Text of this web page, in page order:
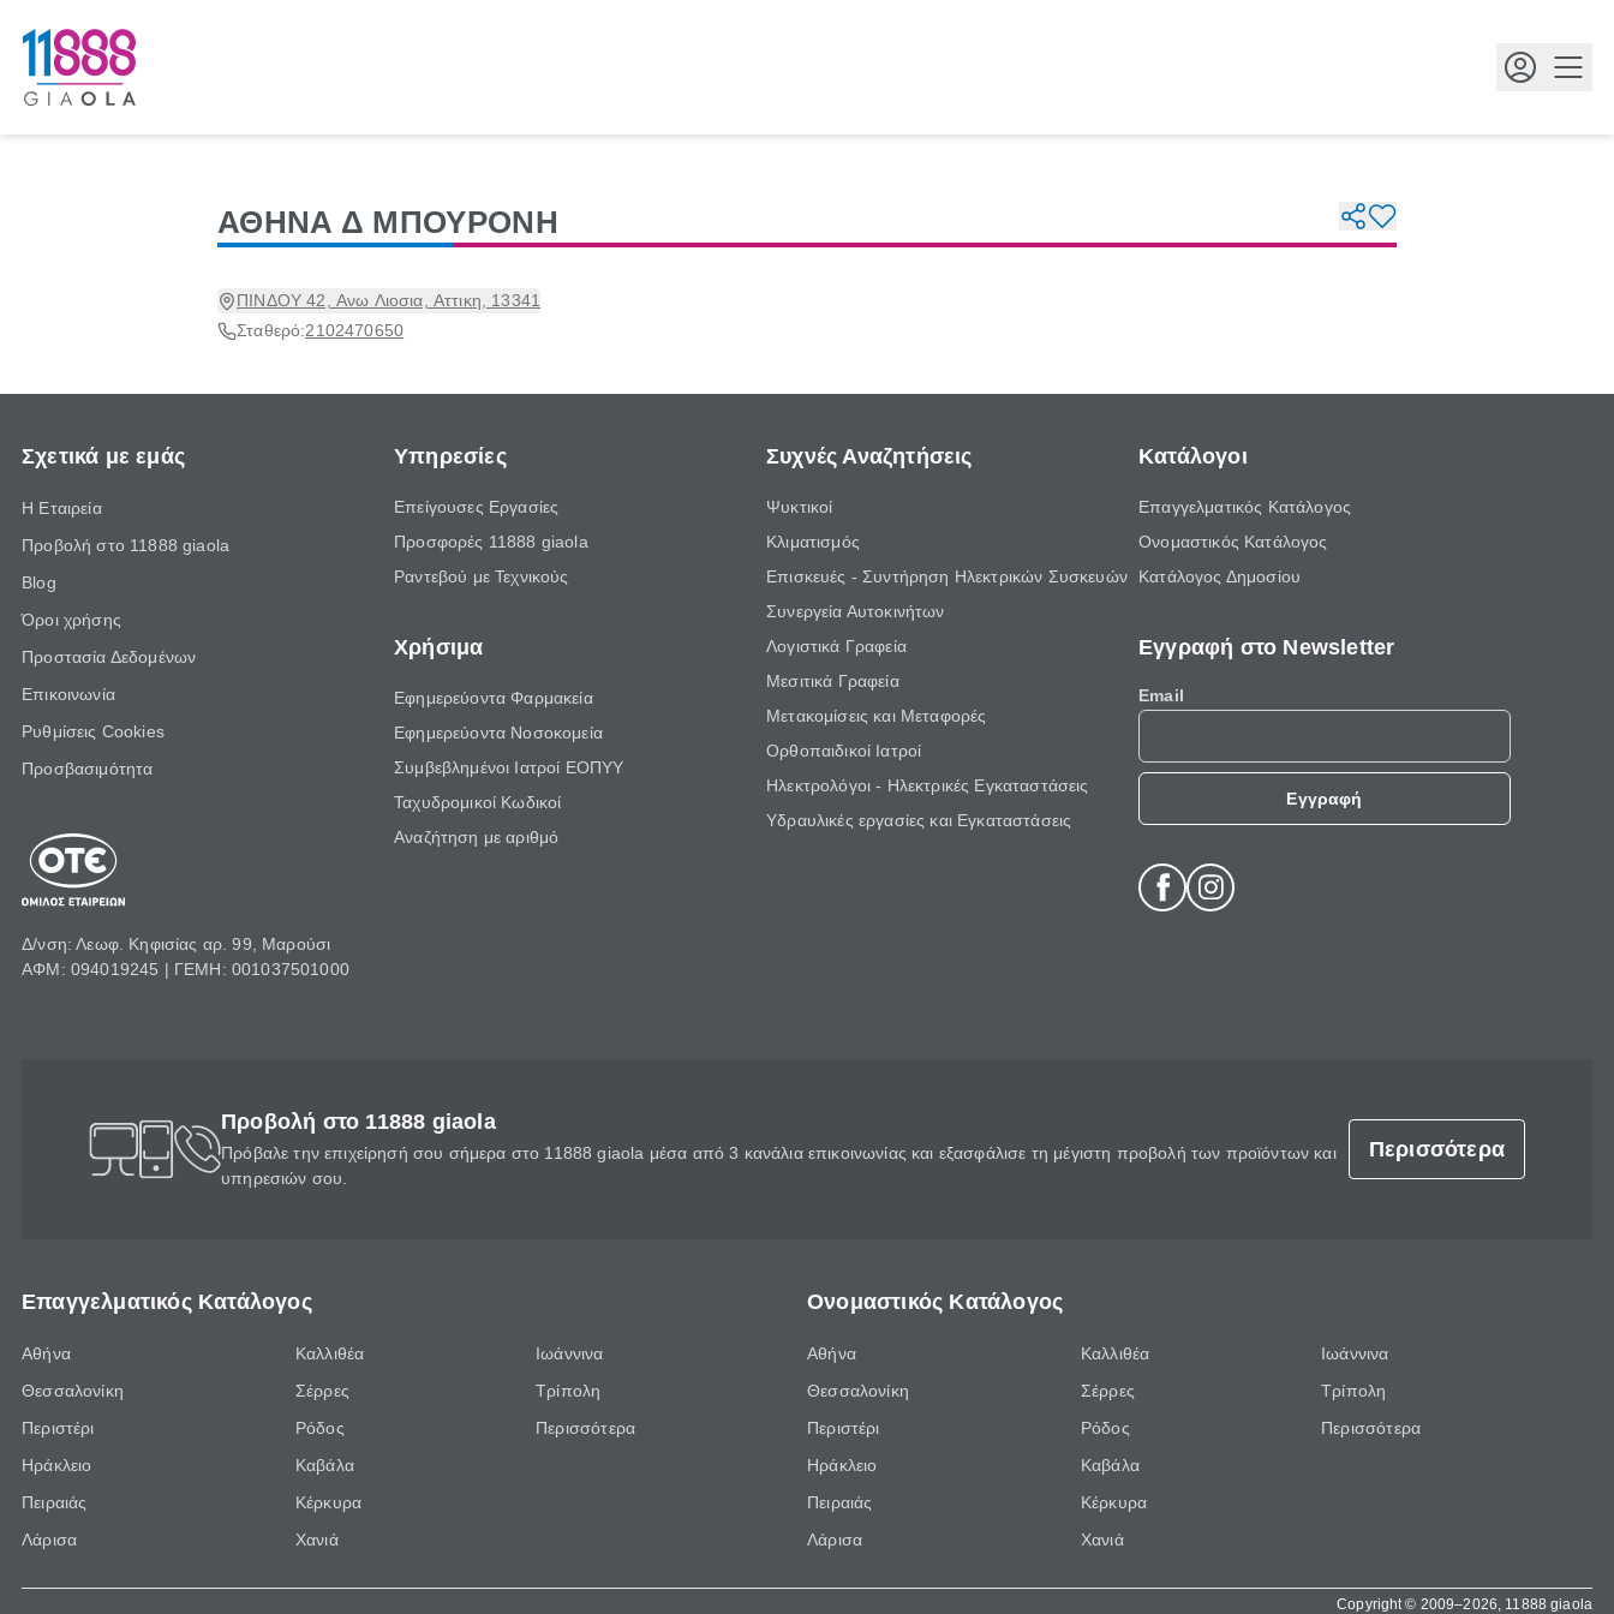
ΑΘΗΝΑ Δ ΜΠΟΥΡΟΝΗ
ΠΙΝΔΟΥ 42, Ανω Λιοσια, Αττικη, 13341
Σταθερό:2102470650
Σχετικά με εμάς
Η Εταιρεία
Προβολή στο 11888 giaola
Blog
Όροι χρήσης
Προστασία Δεδομένων
Επικοινωνία
Ρυθμίσεις Cookies
Προσβασιμότητα
Δ/νση: Λεωφ. Κηφισίας αρ. 99, Μαρούσι
ΑΦΜ: 094019245 | ΓΕΜΗ: 001037501000
Υπηρεσίες
Επείγουσες Εργασίες
Προσφορές 11888 giaola
Ραντεβού με Τεχνικούς
Χρήσιμα
Εφημερεύοντα Φαρμακεία
Εφημερεύοντα Νοσοκομεία
Συμβεβλημένοι Ιατροί ΕΟΠΥΥ
Ταχυδρομικοί Κωδικοί
Αναζήτηση με αριθμό
Συχνές Αναζητήσεις
Ψυκτικοί
Κλιματισμός
Επισκευές - Συντήρηση Ηλεκτρικών Συσκευών
Συνεργεία Αυτοκινήτων
Λογιστικά Γραφεία
Μεσιτικά Γραφεία
Μετακομίσεις και Μεταφορές
Ορθοπαιδικοί Ιατροί
Ηλεκτρολόγοι - Ηλεκτρικές Εγκαταστάσεις
Υδραυλικές εργασίες και Εγκαταστάσεις
Κατάλογοι
Επαγγελματικός Κατάλογος
Ονομαστικός Κατάλογος
Κατάλογος Δημοσίου
Εγγραφή στο Newsletter
Email
Εγγραφή
Προβολή στο 11888 giaola
Πρόβαλε την επιχείρησή σου σήμερα στο 11888 giaola μέσα από 3 κανάλια επικοινωνίας και εξασφάλισε τη μέγιστη προβολή των προϊόντων και
υπηρεσιών σου.
Περισσότερα
Επαγγελματικός Κατάλογος
Αθήνα
Θεσσαλονίκη
Περιστέρι
Ηράκλειο
Πειραιάς
Λάρισα
Καλλιθέα
Σέρρες
Ρόδος
Καβάλα
Κέρκυρα
Χανιά
Ιωάννινα
Τρίπολη
Περισσότερα
Ονομαστικός Κατάλογος
Αθήνα
Θεσσαλονίκη
Περιστέρι
Ηράκλειο
Πειραιάς
Λάρισα
Καλλιθέα
Σέρρες
Ρόδος
Καβάλα
Κέρκυρα
Χανιά
Ιωάννινα
Τρίπολη
Περισσότερα
Copyright © 2009–2026, 11888 giaola